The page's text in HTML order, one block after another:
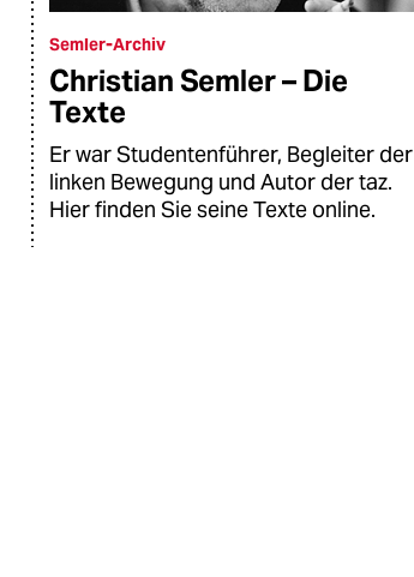
Semler-Archiv
Christian Semler – Die
Texte
Er war Studentenführer, Begleiter der
linken Bewegung und Autor der taz.
Hier finden Sie seine Texte online.